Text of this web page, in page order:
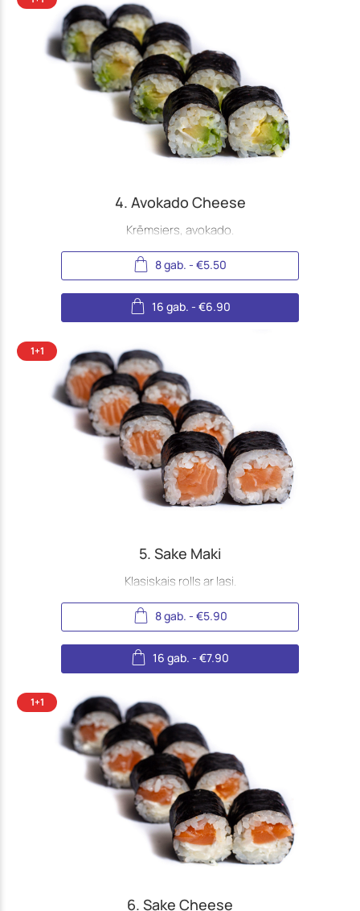
4. Avokado Cheese
Krēmsiers, avokado.
8 gab. - €5.50
16 gab. - €6.90
5. Sake Maki
Klasiskais rolls ar lasi.
8 gab. - €5.90
16 gab. - €7.90
6. Sake Cheese